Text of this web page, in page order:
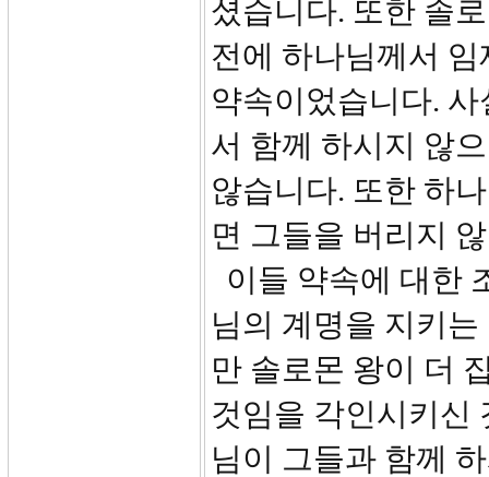
셨습니다. 또한 솔
전에 하나님께서
약속이었습니다.
서 함께 하시지 않
않습니다. 또한 하
면 그들을 버리지
이들 약속에 대한
님의 계명을 지키
만 솔로몬 왕이 더
것임을 각인시키신
님이 그들과 함께